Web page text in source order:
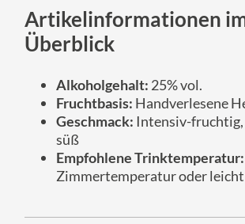
Artikelinformationen
Überblick
Alkoholgehalt: 25% vol.
Fruchtbasis: Handverlesene
Geschmack: Intensiv-
süß
Empfohlene Trinktemperatur:
Zimmertemperatur oder